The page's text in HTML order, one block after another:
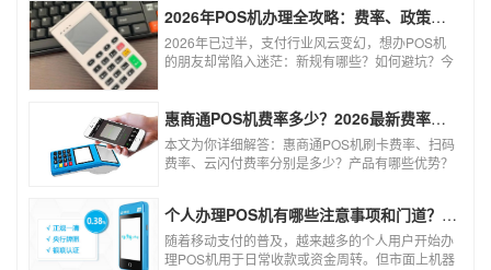
风险。以下结合权威信息分析原因及应对建议：2026年POS机办理全攻略：费率、政策、避坑一篇讲清
2026年已过半，支付行业风云变幻，想办POS机
的朋友却常陷入迷茫：新规有哪些？如何避坑？今
使用！
惠商通POS机费率多少？2026最新费率标准及办理全攻略
本文为你详细解答：惠商通POS机刷卡费率、扫码
费率、云闪付费率分别是多少？产品有哪些优势？
个人办理POS机有哪些注意事项和门道？（2026最新避坑指南）
随着移动支付的普及，越来越多的个人用户开始办
理POS机用于日常收款或资金周转。但市面上机器